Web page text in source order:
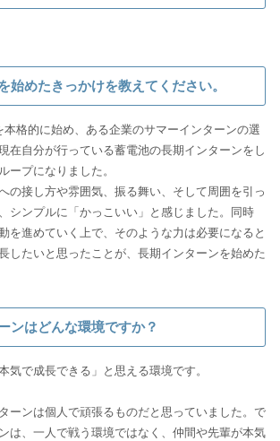
始めたきっかけを教えてください。
格的に始め、ある企業のサマーインターンの選
在自分が行っている蓄電池の長期インターンをし
ープになりました。
の接し方や雰囲気、振る舞い、そして周囲を引っ
シンプルに「かっこいい」と感じました。同時
を進めていく上で、そのような力は必要になると
したいと思ったことが、長期インターンを始めた
ンはどんな環境ですか？
気で成長できる」と思える環境です。
ーンは個人で頑張るものだと思っていました。で
は、一人で戦う環境ではなく、仲間や先輩が本気